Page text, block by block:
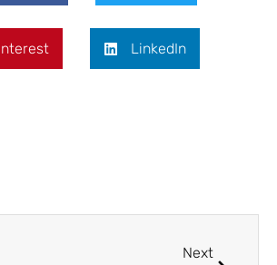
LinkedIn
Next